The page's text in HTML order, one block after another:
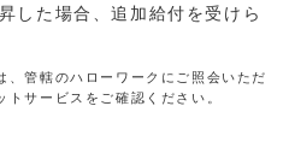
した場合、追加給付を受けら
、管轄のハローワークにご照会いただ
サービスをご確認ください。